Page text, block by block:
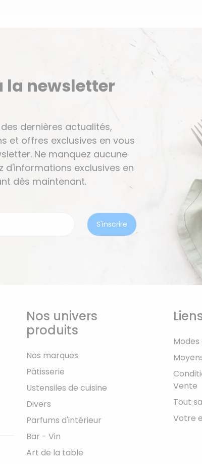
la newsletter
dernières actualités,
et offres exclusives en vous
Ne manquez aucune
d'informations exclusives en
dès maintenant.
Nos univers
produits
Nos marques
Pâtisserie
Ustensiles de cuisine
Divers
Parfums d'intérieur
Bar - Vin
Art de la table
Vente
Tout
Votre